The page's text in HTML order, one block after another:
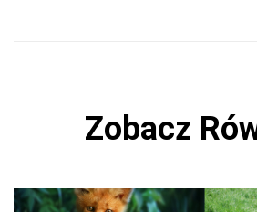
Zobacz